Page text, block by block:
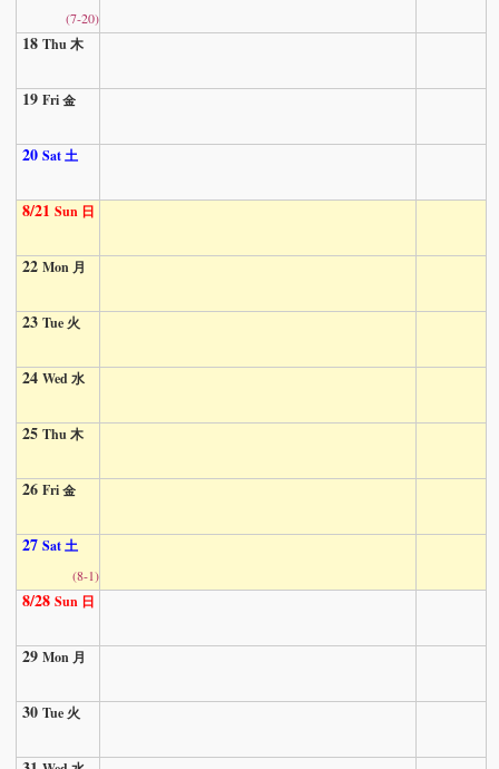
(7-20)
18 Thu 木
19 Fri 金
20 Sat 土
8/21 Sun 日
22 Mon 月
23 Tue 火
24 Wed 水
25 Thu 木
26 Fri 金
27 Sat 土
(8-1)
8/28 Sun 日
29 Mon 月
30 Tue 火